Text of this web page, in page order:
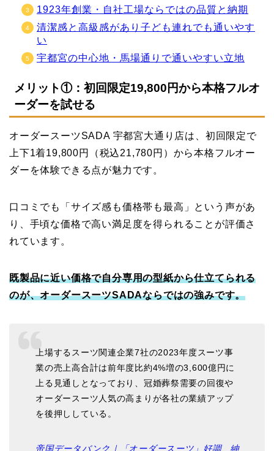
1923年創業・自社工場ならではの品質と納期
清潔感と高級感があり子ども連れでも通いやす
い
宇都宮の中心地・馬場通りで通いやすい立地
メリット①：初回限定19,800円から本格フルオ
ーダーを試せる
オーダースーツSADA 宇都宮大通り店は、初回限定で
上下1着19,800円（税込21,780円）から本格フルオー
ダーを体験できる点が魅力です。
口コミでも「サイズ感も価格帯も最高」という声があ
り、手頃な価格で高い満足度を得られることが評価さ
れています。
既製品に近い価格で自分専用の型紙から仕立てられる
のが、オーダースーツSADAならではの強みです。
上場するスーツ関連企業7社の2023年度スーツ事
業の売上高合計は前年度比約4%増の3,600億円に
上る見通しとなっており、冠婚葬祭需要の回復や
オーダースーツ人気の高まりが各社の業績アップ
を後押ししている。
帝国データバンク｜「オーダースーツ」好調、紳